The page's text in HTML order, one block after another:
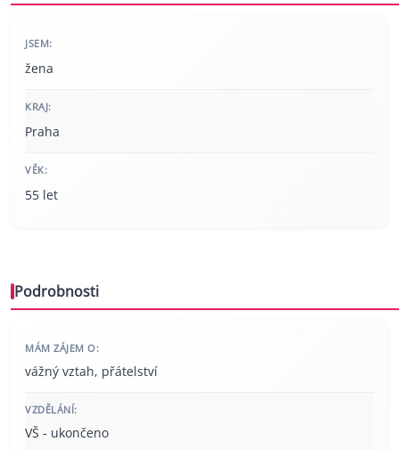
JSEM:
žena
KRAJ:
Praha
VĚK:
55 let
Podrobnosti
MÁM ZÁJEM O:
vážný vztah, přátelství
VZDĚLÁNÍ:
VŠ - ukončeno